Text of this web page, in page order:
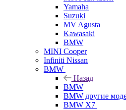
Yamaha
Suzuki
MV Agusta
Kawasaki
BMW
MINI Cooper
Infiniti Nissan
BMW
Назад
BMW
BMW другие
BMW X7